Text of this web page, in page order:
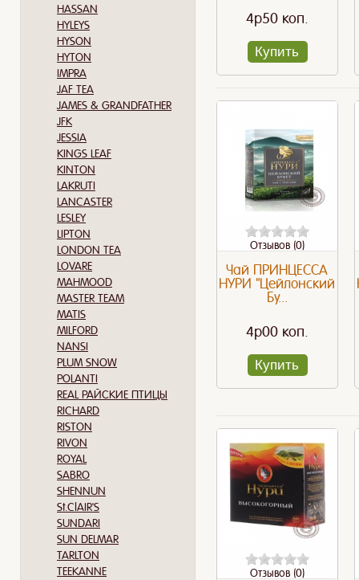
HASSAN
HYLEYS
HYSON
HYTON
IMPRA
JAF TEA
JAMES & GRANDFATHER
JFK
JESSIA
KINGS LEAF
KINTON
LAKRUTI
LANCASTER
LESLEY
LIPTON
LONDON TEA
LOVARE
MAHMOOD
MASTER TEAM
MATIS
MILFORD
NANSI
PLUM SNOW
POLANTI
REAL РАЙСКИЕ ПТИЦЫ
RICHARD
RISTON
RIVON
ROYAL
SABRO
SHENNUN
St.ClAIR'S
SUNDARI
SUN DELMAR
TARLTON
TEEKANNE
4p50 коп.
Купить
Отзывов (0)
Чай ПРИНЦЕССА
НУРИ "Цейлонский
Бу...
4p00 коп.
Купить
Отзывов (0)